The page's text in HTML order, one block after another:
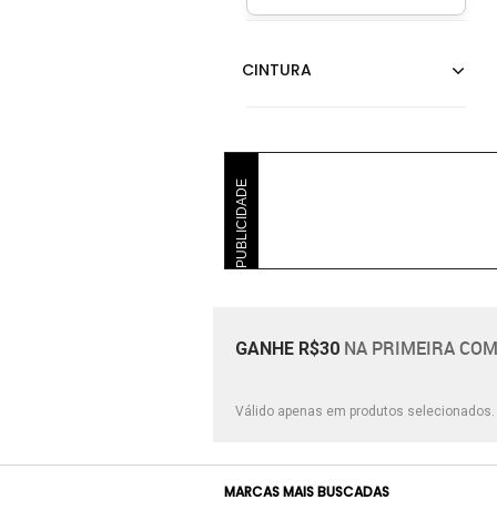
PUBLICIDADE
GANHE R$30 NA PRIMEIRA
Válido apenas em produtos selecionados.
MARCAS MAIS BUSCADAS